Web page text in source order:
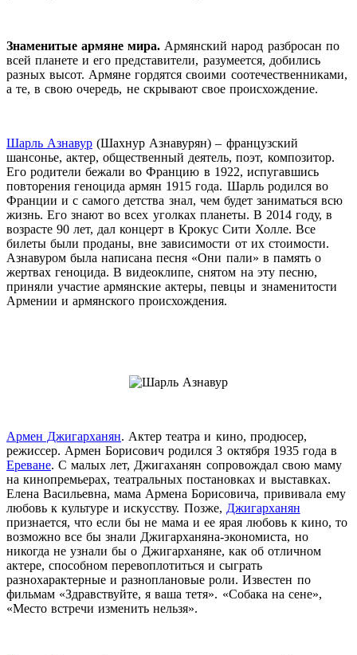
Знаменитые армяне мира. Армянский народ разбросан по
всей планете и его представители, разумеется, добились
разных высот. Армяне гордятся своими соотечественниками,
а те, в свою очередь, не скрывают свое происхождение.
Шарль Азнавур (Шахнур Азнавурян) – французский
шансонье, актер, общественный деятель, поэт, композитор.
Его родители бежали во Францию в 1922, испугавшись
повторения геноцида армян 1915 года. Шарль родился во
Франции и с самого детства знал, чем будет заниматься всю
жизнь. Его знают во всех уголках планеты. В 2014 году, в
возрасте 90 лет, дал концерт в Крокус Сити Холле. Все
билеты были проданы, вне зависимости от их стоимости.
Азнавуром была написана песня «Они пали» в память о
жертвах геноцида. В видеоклипе, снятом на эту песню,
приняли участие армянские актеры, певцы и знаменитости
Армении и армянского происхождения.
Армен Джигарханян. Актер театра и кино, продюсер,
режиссер. Армен Борисович родился 3 октября 1935 года в
Ереване. С малых лет, Джигаханян сопровождал свою маму
на кинопремьерах, театральных постановках и выставках.
Елена Васильевна, мама Армена Борисовича, прививала ему
любовь к культуре и искусству. Позже, Джигарханян
признается, что если бы не мама и ее ярая любовь к кино, то
возможно все бы знали Джигарханяна-экономиста, но
никогда не узнали бы о Джигарханяне, как об отличном
актере, способном перевоплотиться и сыграть
разнохарактерные и разноплановые роли. Известен по
фильмам «Здравствуйте, я ваша тетя». «Собака на сене»,
«Место встречи изменить нельзя».